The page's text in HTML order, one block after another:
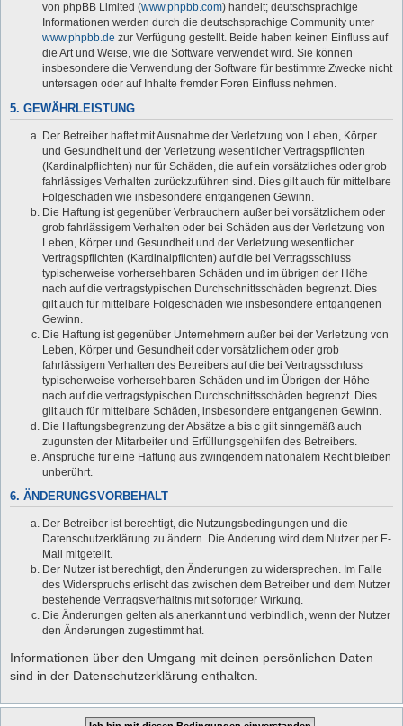
von phpBB Limited (www.phpbb.com) handelt; deutschsprachige
Informationen werden durch die deutschsprachige Community unter
www.phpbb.de zur Verfügung gestellt. Beide haben keinen Einfluss auf
die Art und Weise, wie die Software verwendet wird. Sie können
insbesondere die Verwendung der Software für bestimmte Zwecke nicht
untersagen oder auf Inhalte fremder Foren Einfluss nehmen.
5. GEWÄHRLEISTUNG
Der Betreiber haftet mit Ausnahme der Verletzung von Leben, Körper
und Gesundheit und der Verletzung wesentlicher Vertragspflichten
(Kardinalpflichten) nur für Schäden, die auf ein vorsätzliches oder grob
fahrlässiges Verhalten zurückzuführen sind. Dies gilt auch für mittelbare
Folgeschäden wie insbesondere entgangenen Gewinn.
Die Haftung ist gegenüber Verbrauchern außer bei vorsätzlichem oder
grob fahrlässigem Verhalten oder bei Schäden aus der Verletzung von
Leben, Körper und Gesundheit und der Verletzung wesentlicher
Vertragspflichten (Kardinalpflichten) auf die bei Vertragsschluss
typischerweise vorhersehbaren Schäden und im übrigen der Höhe
nach auf die vertragstypischen Durchschnittsschäden begrenzt. Dies
gilt auch für mittelbare Folgeschäden wie insbesondere entgangenen
Gewinn.
Die Haftung ist gegenüber Unternehmern außer bei der Verletzung von
Leben, Körper und Gesundheit oder vorsätzlichem oder grob
fahrlässigem Verhalten des Betreibers auf die bei Vertragsschluss
typischerweise vorhersehbaren Schäden und im Übrigen der Höhe
nach auf die vertragstypischen Durchschnittsschäden begrenzt. Dies
gilt auch für mittelbare Schäden, insbesondere entgangenen Gewinn.
Die Haftungsbegrenzung der Absätze a bis c gilt sinngemäß auch
zugunsten der Mitarbeiter und Erfüllungsgehilfen des Betreibers.
Ansprüche für eine Haftung aus zwingendem nationalem Recht bleiben
unberührt.
6. ÄNDERUNGSVORBEHALT
Der Betreiber ist berechtigt, die Nutzungsbedingungen und die
Datenschutzerklärung zu ändern. Die Änderung wird dem Nutzer per E-
Mail mitgeteilt.
Der Nutzer ist berechtigt, den Änderungen zu widersprechen. Im Falle
des Widerspruchs erlischt das zwischen dem Betreiber und dem Nutzer
bestehende Vertragsverhältnis mit sofortiger Wirkung.
Die Änderungen gelten als anerkannt und verbindlich, wenn der Nutzer
den Änderungen zugestimmt hat.
Informationen über den Umgang mit deinen persönlichen Daten
sind in der Datenschutzerklärung enthalten.